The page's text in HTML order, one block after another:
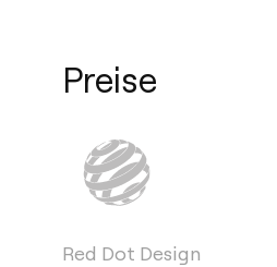
Preise
Red Dot Design